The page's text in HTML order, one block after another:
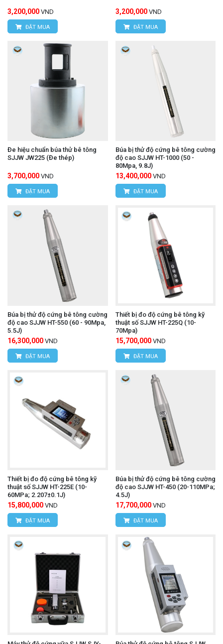
3,200,000 VND
ĐẶT MUA
3,200,000 VND
ĐẶT MUA
Đe hiệu chuẩn búa thử bê tông
SJJW JW225 (Đe thép)
3,700,000 VND
ĐẶT MUA
Búa bị thử độ cứng bê tông cường
độ cao SJJW HT-1000 (50 -
80Mpa, 9.8J)
13,400,000 VND
ĐẶT MUA
Búa bị thử độ cứng bê tông cường
độ cao SJJW HT-550 (60 - 90Mpa,
5.5J)
16,300,000 VND
ĐẶT MUA
Thiết bị đo độ cứng bê tông kỹ
thuật số SJJW HT-225Q (10-
70Mpa)
15,700,000 VND
ĐẶT MUA
Thiết bị đo độ cứng bê tông kỹ
thuật số SJJW HT-225E (10-
60MPa; 2.207±0.1J)
15,800,000 VND
ĐẶT MUA
Búa bị thử độ cứng bê tông cường
độ cao SJJW HT-450 (20-110MPa;
4.5J)
17,700,000 VND
ĐẶT MUA